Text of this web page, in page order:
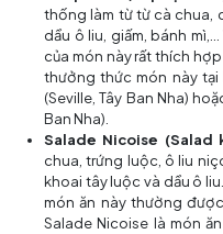
thống làm từ từ cà chua,
dầu ô liu, giấm, bánh
của món này rất thích
thưởng thức món này tại
(Seville, Tây Ban Nha)
Ban Nha).
Salade Nicoise (Salad
chua, trứng luộc, ô liu
khoai tây luộc và dầu ô
món ăn này thường
Salade Nicoise là món